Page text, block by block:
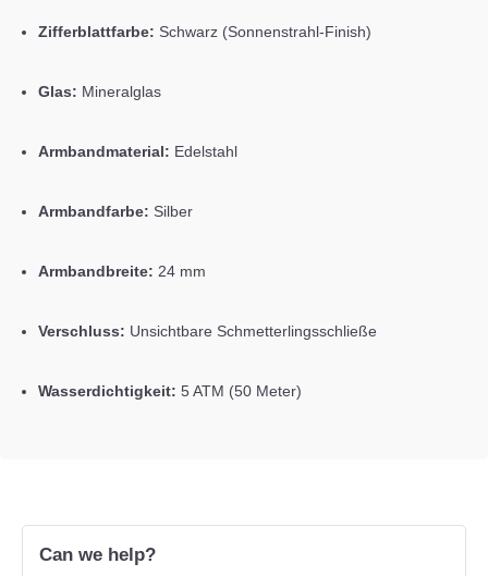
Zifferblattfarbe: Schwarz (Sonnenstrahl-Finish)
Glas: Mineralglas
Armbandmaterial: Edelstahl
Armbandfarbe: Silber
Armbandbreite: 24 mm
Verschluss: Unsichtbare Schmetterlingsschließe
Wasserdichtigkeit: 5 ATM (50 Meter)
Can we help?